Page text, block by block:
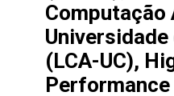
Computação
(LCA-UC),